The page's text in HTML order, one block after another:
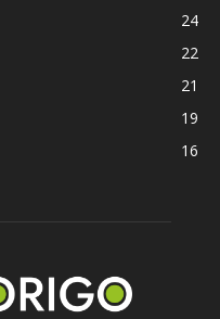
24
22
21
19
16